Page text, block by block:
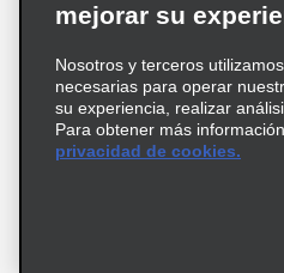
Términos de uso
Política de
Información de Salud
© 2026 Enterprise Holdings, Inc.
mejorar su
Nosotros y terceros
necesarias para operar
su experiencia, realizar
Para obtener más
privacidad de cookies.